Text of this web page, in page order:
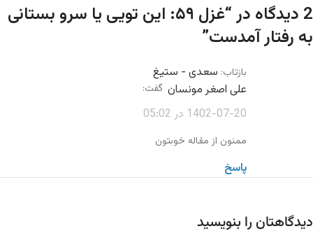
2 دیدگاه در “
غزل ۵۹: این تویی یا سرو بستانی
به رفتار آمدست”
بازتاب: سعدی - ستیغ
علی اصغر مونسان گفت:
1402-07-20 در 05:02
ممنون از مقاله خوبتون
پاسخ
دیدگاهتان را بنویسید